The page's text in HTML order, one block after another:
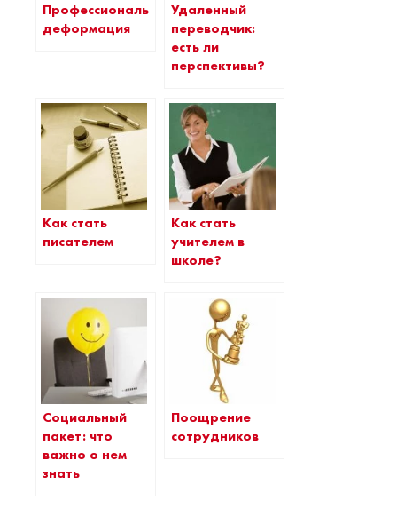
Профессиональная
деформация
Удаленный
переводчик:
есть ли
перспективы?
Как стать
писателем
Как стать
учителем в
школе?
Социальный
пакет: что
важно о нем
знать
Поощрение
сотрудников